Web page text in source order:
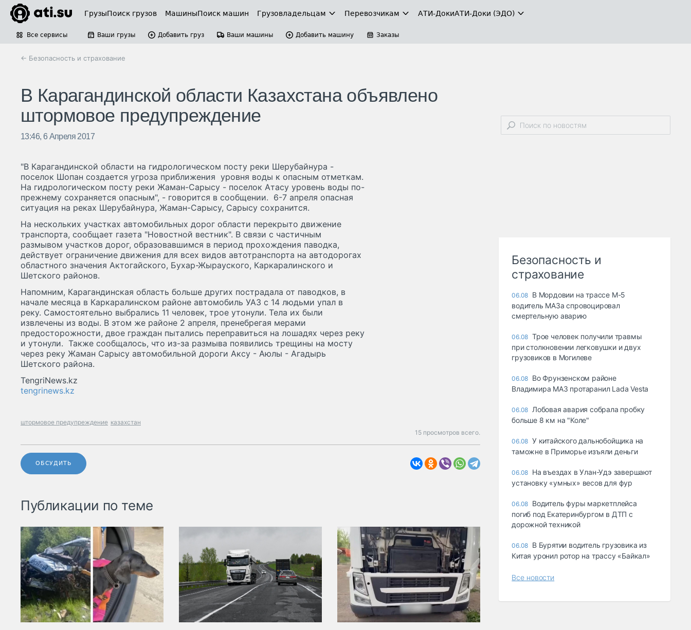
ГрузыПоиск грузов МашиныПоиск машин Грузовладельцам Перевозчикам АТИ-ДокиАТИ-Доки (ЭДО)
Все сервисы Ваши грузы Добавить груз Ваши машины Добавить машину Заказы
← Безопасность и страхование
В Карагандинской области Казахстана объявлено
штормовое предупреждение
13:46, 6 Апреля 2017
"В Карагандинской области на гидрологическом посту реки Шерубайнура -
поселок Шопан создается угроза приближения уровня воды к опасным отметкам.
На гидрологическом посту реки Жаман-Сарысу - поселок Атасу уровень воды по-
прежнему сохраняется опасным", - говорится в сообщении. 6-7 апреля опасная
ситуация на реках Шерубайнура, Жаман-Сарысу, Сарысу сохранится.
На нескольких участках автомобильных дорог области перекрыто движение
транспорта, сообщает газета "Новостной вестник". В связи с частичным
размывом участков дорог, образовавшимся в период прохождения паводка,
действует ограничение движения для всех видов автотранспорта на автодорогах
областного значения Актогайского, Бухар-Жырауского, Каркаралинского и
Шетского районов.
Напомним, Карагандинская область больше других пострадала от паводков, в
начале месяца в Каркаралинском районе автомобиль УАЗ с 14 людьми упал в
реку. Самостоятельно выбрались 11 человек, трое утонули. Тела их были
извлечены из воды. В этом же районе 2 апреля, пренебрегая мерами
предосторожности, двое граждан пытались переправиться на лошадях через реку
и утонули. Также сообщалось, что из-за размыва появились трещины на мосту
через реку Жаман Сарысу автомобильной дороги Аксу - Аюлы - Агадырь
Шетского района.
TengriNews.kz
tengrinews.kz
штормовое предупреждение казахстан
15 просмотров всего.
ОБСУДИТЬ
Публикации по теме
Безопасность и
страхование
06.08 В Мордовии на трассе М-5
водитель МАЗа спровоцировал
смертельную аварию
06.08 Трое человек получили травмы
при столкновении легковушки и двух
грузовиков в Могилеве
06.08 Во Фрунзенском районе
Владимира МАЗ протаранил Lada Vesta
06.08 Лобовая авария собрала пробку
больше 8 км на "Коле"
06.08 У китайского дальнобойщика на
таможне в Приморье изъяли деньги
06.08 Ha въeздax в Улaн-Удэ зaвepшaют
ycтaнoвкy «yмныx» вecoв для фyp
06.08 Водитель фуры маркетплейса
погиб под Екатеринбургом в ДТП с
дорожной техникой
06.08 В Бурятии водитель грузовика из
Китая уронил ротор на трассу «Байкал»
Все новости